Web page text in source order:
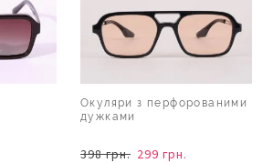
Окуляри з перфорованими
дужками
398 грн. 299 грн.